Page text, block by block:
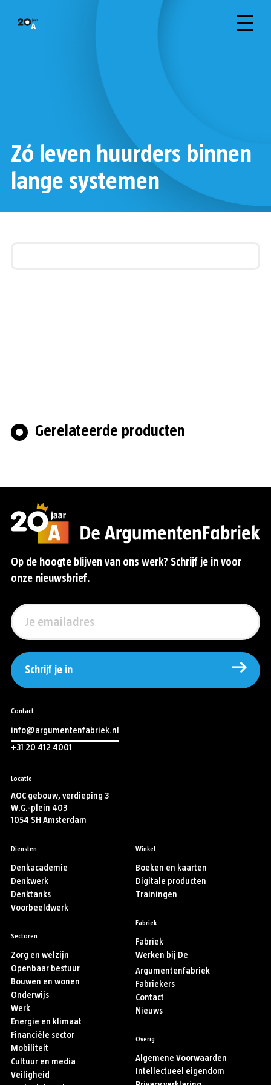
Zó leven huurders binnen
lange systemen
Gerelateerde producten
Op de hoogte blijven van ons werk? Schrijf je in voor
onze nieuwsbrief.
Schrijf je in
Contact
info@argumentenfabriek.nl
+31 20 412 4001
Locatie
AOC gebouw, verdieping 3
W.G.-plein 403
1054 SH Amsterdam
Diensten
Denkacademie
Denkwerk
Denktanks
Voorbeeldwerk
Sectoren
Zorg en welzijn
Openbaar bestuur
Bouwen en wonen
Onderwijs
Werk
Energie en klimaat
Financiële sector
Mobiliteit
Cultuur en media
Veiligheid
Winkel
Boeken en kaarten
Digitale producten
Trainingen
Fabriek
Fabriek
Werken bij De
Argumentenfabriek
Fabriekers
Contact
Nieuws
Overig
Algemene Voorwaarden
Intellectueel eigendom